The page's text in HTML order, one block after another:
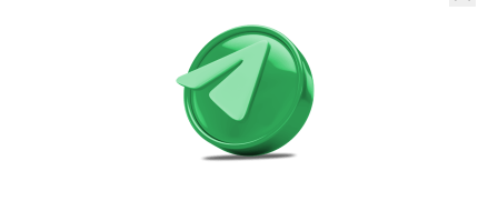
заявил Сон в интервью La Tribune.
Первоначальные планы SoftBank
предполагают строительство центров
обработки данных в Дюнкерке, Боскеле и